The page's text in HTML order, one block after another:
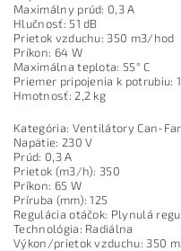
Maximálny prúd: 0,3 A
Hlučnosť: 51 dB
Prietok vzduchu: 350 m3/hod
Príkon: 64 W
Maximálna teplota: 55° C
Priemer pripojenia k potrubiu:
Hmotnosť: 2,2 kg
Kategória: Ventilátory Can-
Napätie: 230 V
Prúd: 0,3 A
Prietok (m3/h): 350
Príkon: 65 W
Príruba (mm): 125
Regulácia otáčok: Plynulá
Technológia: Radiálna
Výkon/prietok vzduchu: 350